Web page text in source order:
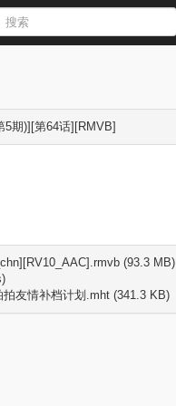
期)][第64话][RMVB]
(93.3 MB)
友情补档计划.mht (341.3 KB)